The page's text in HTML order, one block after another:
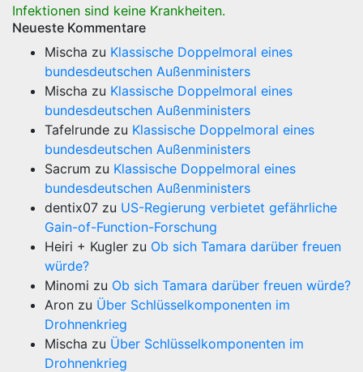
Infektionen sind keine Krankheiten.
Neueste Kommentare
Mischa zu Klassische Doppelmoral eines
bundesdeutschen Außenministers
Mischa zu Klassische Doppelmoral eines
bundesdeutschen Außenministers
Tafelrunde zu Klassische Doppelmoral eines
bundesdeutschen Außenministers
Sacrum zu Klassische Doppelmoral eines
bundesdeutschen Außenministers
dentix07 zu US-Regierung verbietet gefährliche
Gain-of-Function-Forschung
Heiri + Kugler zu Ob sich Tamara darüber freuen
würde?
Minomi zu Ob sich Tamara darüber freuen würde?
Aron zu Über Schlüsselkomponenten im
Drohnenkrieg
Mischa zu Über Schlüsselkomponenten im
Drohnenkrieg